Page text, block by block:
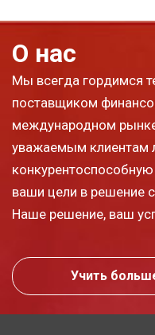
О нас
Мы всегда гордимся
поставщиком
международном
уважаемым клиентам
ваши цели в решение
Наше решение, ваш
Учить